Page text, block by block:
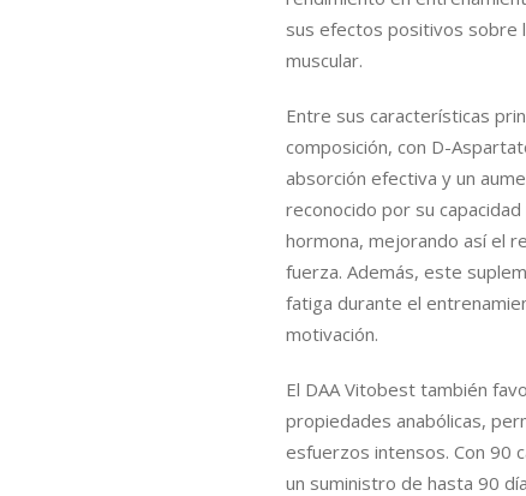
sus efectos positivos sobre
muscular.
Entre sus características
composición, con D-
absorción efectiva y un
reconocido por su
hormona, mejorando así el
fuerza. Además, este
fatiga durante el
motivación.
El DAA Vitobest también
propiedades anabólicas,
esfuerzos intensos. Con 90
un suministro de hasta 90